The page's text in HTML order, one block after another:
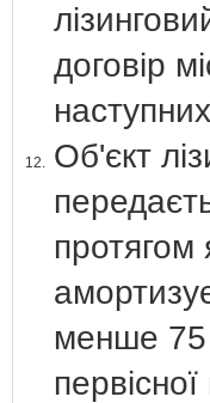
договір
12. Об'єкт
протягом
менше 75